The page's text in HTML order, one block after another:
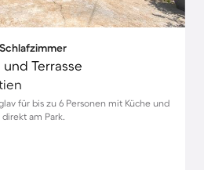
Schlafzimmer
Terrasse
für bis zu 6 Personen mit Küche und
am Park.